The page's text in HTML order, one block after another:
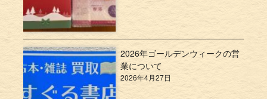
2026年ゴールデンウィークの営
業について
2026年4月27日